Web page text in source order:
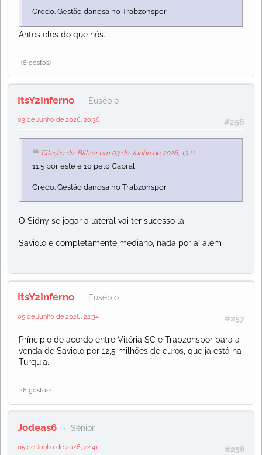
Credo. Gestão danosa no Trabzonspor
Antes eles do que nós.
(6 gostos)
ItsY2Inferno Eusébio
#256
03 de Junho de 2026, 20:36
Citação de: Blitzer em 03 de Junho de 2026, 13:11
11.5 por este e 10 pelo Cabral
Credo. Gestão danosa no Trabzonspor
O Sidny se jogar a lateral vai ter sucesso lá
Saviolo é completamente mediano, nada por aí além
ItsY2Inferno Eusébio
#257
05 de Junho de 2026, 22:34
Príncipio de acordo entre Vitória SC e Trabzonspor para a
venda de Saviolo por 12,5 milhões de euros, que já está na
Turquia.
(6 gostos)
Jodeas6 Sénior
#258
05 de Junho de 2026, 22:41